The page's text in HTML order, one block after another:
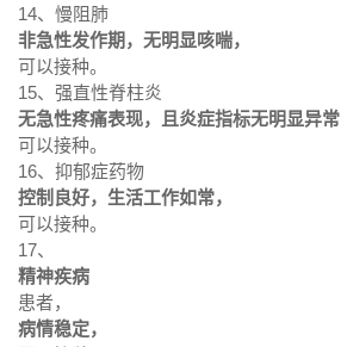
14、慢阻肺
非急性发作期，无明显咳喘，
可以接种。
15、强直性脊柱炎
无急性疼痛表现，且炎症指标无明显异常
可以接种。
16、抑郁症药物
控制良好，生活工作如常，
可以接种。
17、
精神疾病
患者，
病情稳定，